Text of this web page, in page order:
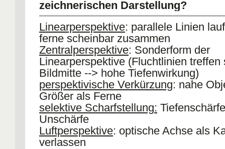
zeichnerischen Darstellung?
Linearperspektive: parallele Linien
ferne scheinbar zusammen
Zentralperspektive: Sonderform der
Linearperspektive (Fluchtlinien treffen
Bildmitte --> hohe Tiefenwirkung)
perspektivische Verkürzung: nahe
Größer als Ferne
selektive Scharfstellung:
Unschärfe
Luftperspektive: optische Achse als
verlassen